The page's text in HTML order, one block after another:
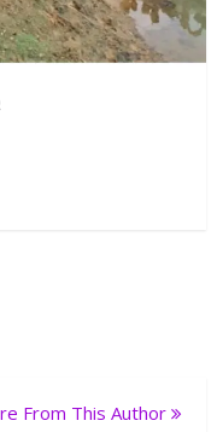
From This Author